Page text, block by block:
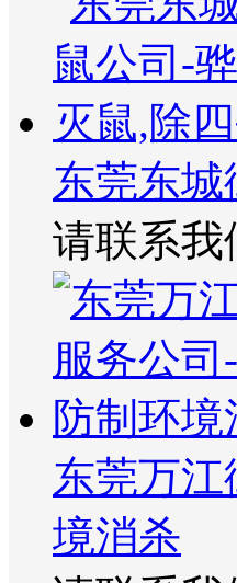
东莞东
请联系我
东莞万
境消杀